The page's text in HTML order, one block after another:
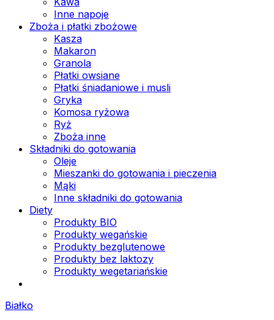
Inne napoje
Zboża i płatki zbożowe
Kasza
Makaron
Granola
Płatki owsiane
Płatki śniadaniowe i musli
Gryka
Komosa ryżowa
Ryż
Zboża inne
Składniki do gotowania
Oleje
Mieszanki do gotowania i pieczenia
Mąki
Inne składniki do gotowania
Diety
Produkty BIO
Produkty wegańskie
Produkty bezglutenowe
Produkty bez laktozy
Produkty wegetariańskie
Białko